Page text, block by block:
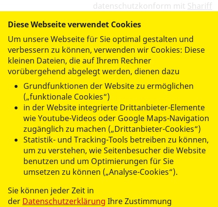
datenschutzkonform mit Shariff
© 2026 ASB-Regionalverband Mittelhessen
Datenschutz
Impressum
Diese Webseite verwendet Cookies
Um unsere Webseite für Sie optimal gestalten und
verbessern zu können, verwenden wir Cookies: Diese
kleinen Dateien, die auf Ihrem Rechner
vorübergehend abgelegt werden, dienen dazu
Grundfunktionen der Website zu ermöglichen
(„funktionale Cookies“)
in der Website integrierte Drittanbieter-Elemente
wie Youtube-Videos oder Google Maps-Navigation
zugänglich zu machen („Drittanbieter-Cookies“)
Statistik- und Tracking-Tools betreiben zu können,
um zu verstehen, wie Seitenbesucher die Website
benutzen und um Optimierungen für Sie
umsetzen zu können („Analyse-Cookies“).
Sie können jeder Zeit in
der Datenschutzerklärung Ihre Zustimmung